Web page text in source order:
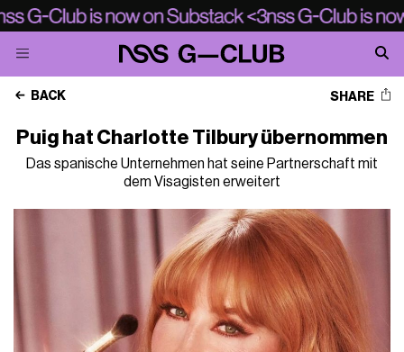
BACK SHARE
Puig hat Charlotte Tilbury übernommen
Das spanische Unternehmen hat seine Partnerschaft mit
dem Visagisten erweitert